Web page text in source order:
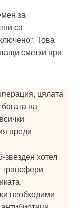
за
са
Това
сметки при
цялата
на
преди
звезден хотел
трансфери
необходими